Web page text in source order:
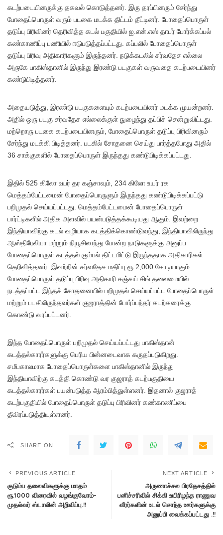
கடற்படையினருக்கு தகவல் கொடுத்தனர். இரு தரப்பினரும் சேர்ந்து
போதைப்பொருள் வரும் படகை மடக்க திட்டம் தீட்டினர். போதைப்பொருள்
தடுப்பு பிரிவினர் தெரிவித்த கடல் பகுதியில் ஐ.என்.எஸ் தாபர் போர்க்கப்பல்
கண்காணிப்பு பணியில் ஈடுபடுத்தப்பட்டது. கப்பலில் போதைப்பொருள்
தடுப்பு பிரிவு அதிகாரிகளும் இருந்தனர். நடுக்கடலில் சர்வதேச எல்லை
அருகே பாகிஸ்தானில் இருந்து இரண்டு படகுகள் வருவதை கடற்படையினர்
கண்டுபிடித்தனர்.
அதையடுத்து, இரண்டு படகுகளையும் கடற்படையினர் மடக்க முயன்றனர்.
அதில் ஒரு படகு சர்வதேச எல்லைக்குள் நுழைந்து தப்பிச் சென்றுவிட்டது.
மற்றொரு படகை கடற்படையினரும், போதைப்பொருள் தடுப்பு பிரிவினரும்
சேர்ந்து மடக்கி பிடித்தனர். படகில் சோதனை செய்து பார்த்தபோது அதில்
36 சாக்குகளில் போதைப்பொருள் இருந்தது கண்டுபிடிக்கப்பட்டது.
இதில் 525 கிலோ உயர் தர கஞ்சாவும், 234 கிலோ உயர் ரக
மெத்தம்பேட்டமைன் போதைப்பொருளும் இருந்தது கண்டுபிடிக்கப்பட்டு
பறிமுதல் செய்யப்பட்டது. மெத்தம்பேட்டமைன் போதைப்பொருள்
பார்ட்டிகளில் அதிக அளவில் பயன்படுத்தக்கூடியது ஆகும். இவற்றை
இந்தியாவிற்கு கடல் வழியாக கடத்திக்கொண்டுவந்து, இந்தியாவிலிருந்து
ஆஸ்திரேலியா மற்றும் நியூசிலாந்து போன்ற நாடுகளுக்கு அனுப்ப
போதைப்பொருள் கடத்தல் கும்பல் திட்டமிட்டு இருந்ததாக அதிகாரிகள்
தெரிவித்தனர். இவற்றின் சர்வதேச மதிப்பு ரூ.2,000 கோடியாகும்.
போதைப்பொருள் தடுப்பு பிரிவு அதிகாரி சஞ்சய் சிங் தலைமையில்
நடத்தப்பட்ட இந்தச் சோதனையில் பறிமுதல் செய்யப்பட்ட போதைப்பொருள்
மற்றும் படகிலிருந்தவர்கள் குஜராத்தின் போர்ப்பந்தர் கடற்கரைக்கு
கொண்டு வரப்பட்டனர்.
இந்த போதைப்பொருள் பறிமுதல் செய்யப்பட்டது பாகிஸ்தான்
கடத்தல்காரர்களுக்கு பெரிய பின்னடைவாக கருதப்படுகிறது.
சமீபகாலமாக போதைப்பொருள்களை பாகிஸ்தானில் இருந்து
இந்தியாவிற்கு கடத்தி கொண்டு வர குஜராத் கடற்பகுதியை
கடத்தல்காரர்கள் பயன்படுத்த ஆரம்பித்துள்ளனர். இதனால் குஜராத்
கடற்பகுதியில் போதைப்பொருள் தடுப்பு பிரிவினர் கண்காணிப்பை
தீவிரப்படுத்தியுள்ளனர்.
SHARE ON
PREVIOUS ARTICLE
குடும்ப தலைவிகளுக்கு மாதம்
ரூ.1000 விரைவில் வழங்குவோம்-
முதல்வர் ஸ்டாலின் அறிவிப்பு.!!
NEXT ARTICLE
அருணாச்சல பிரதேசத்தில்
பனிச்சரிவில் சிக்கி உயிரிழந்த ராணுவ
வீரர்களின் உடல் சொந்த ஊர்களுக்கு
அனுப்பி வைக்கப்பட்டது .!!